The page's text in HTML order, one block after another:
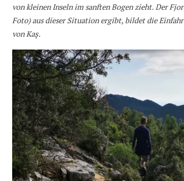
von kleinen Inseln im sanften Bogen zieht. Der
Foto) aus dieser Situation ergibt, bildet die
von Kaş.